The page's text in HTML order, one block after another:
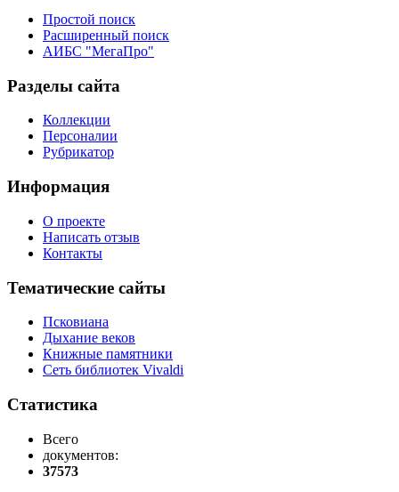
Простой поиск
Расширенный поиск
АИБС "МегаПро"
Разделы сайта
Коллекции
Персоналии
Рубрикатор
Информация
О проекте
Написать отзыв
Контакты
Тематические сайты
Псковиана
Дыхание веков
Книжные памятники
Сеть библиотек Vivaldi
Статистика
Всего
документов:
37573